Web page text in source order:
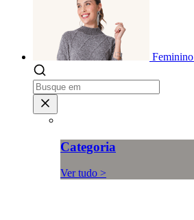
Feminino
Categoria
Ver tudo >